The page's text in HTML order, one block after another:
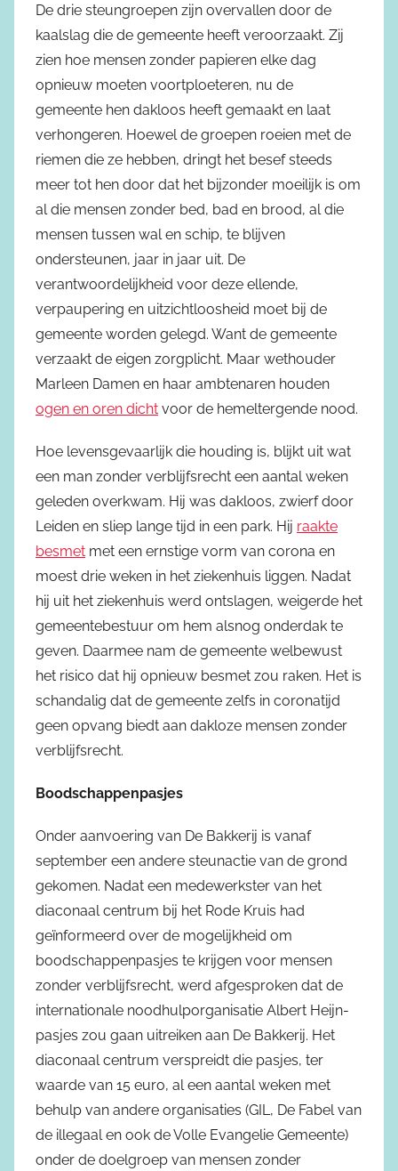
De drie steungroepen zijn overvallen door de
kaalslag die de gemeente heeft veroorzaakt. Zij
zien hoe mensen zonder papieren elke dag
opnieuw moeten voortploeteren, nu de
gemeente hen dakloos heeft gemaakt en laat
verhongeren. Hoewel de groepen roeien met de
riemen die ze hebben, dringt het besef steeds
meer tot hen door dat het bijzonder moeilijk is om
al die mensen zonder bed, bad en brood, al die
mensen tussen wal en schip, te blijven
ondersteunen, jaar in jaar uit. De
verantwoordelijkheid voor deze ellende,
verpaupering en uitzichtloosheid moet bij de
gemeente worden gelegd. Want de gemeente
verzaakt de eigen zorgplicht. Maar wethouder
Marleen Damen en haar ambtenaren houden
ogen en oren dicht voor de hemeltergende nood.
Hoe levensgevaarlijk die houding is, blijkt uit wat
een man zonder verblijfsrecht een aantal weken
geleden overkwam. Hij was dakloos, zwierf door
Leiden en sliep lange tijd in een park. Hij raakte
besmet met een ernstige vorm van corona en
moest drie weken in het ziekenhuis liggen. Nadat
hij uit het ziekenhuis werd ontslagen, weigerde het
gemeentebestuur om hem alsnog onderdak te
geven. Daarmee nam de gemeente welbewust
het risico dat hij opnieuw besmet zou raken. Het is
schandalig dat de gemeente zelfs in coronatijd
geen opvang biedt aan dakloze mensen zonder
verblijfsrecht.
Boodschappenpasjes
Onder aanvoering van De Bakkerij is vanaf
september een andere steunactie van de grond
gekomen. Nadat een medewerkster van het
diaconaal centrum bij het Rode Kruis had
geïnformeerd over de mogelijkheid om
boodschappenpasjes te krijgen voor mensen
zonder verblijfsrecht, werd afgesproken dat de
internationale noodhulporganisatie Albert Heijn-
pasjes zou gaan uitreiken aan De Bakkerij. Het
diaconaal centrum verspreidt die pasjes, ter
waarde van 15 euro, al een aantal weken met
behulp van andere organisaties (GIL, De Fabel van
de illegaal en ook de Volle Evangelie Gemeente)
onder de doelgroep van mensen zonder